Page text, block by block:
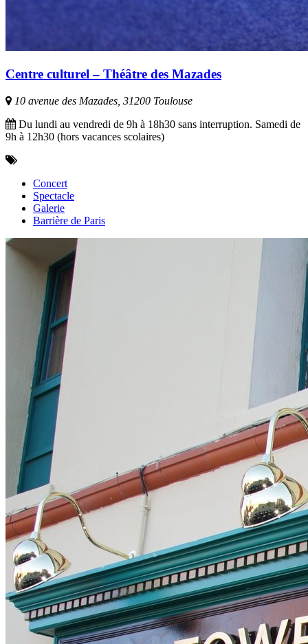
Centre culturel – Théâtre des Mazades
10 avenue des Mazades, 31200 Toulouse
Du lundi au vendredi de 9h à 18h30 sans interruption. Samedi de
9h à 12h30 (hors vacances scolaires)
Concert
Spectacle
Galerie
Barrière de Paris